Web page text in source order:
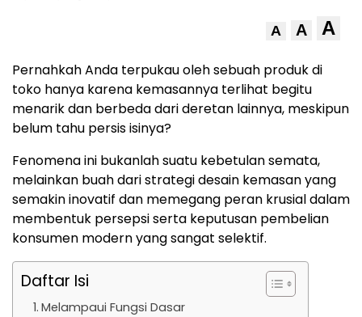
A A A
Pernahkah Anda terpukau oleh sebuah produk di
toko hanya karena kemasannya terlihat begitu
menarik dan berbeda dari deretan lainnya, meskipun
belum tahu persis isinya?
Fenomena ini bukanlah suatu kebetulan semata,
melainkan buah dari strategi desain kemasan yang
semakin inovatif dan memegang peran krusial dalam
membentuk persepsi serta keputusan pembelian
konsumen modern yang sangat selektif.
Daftar Isi
Melampaui Fungsi Dasar